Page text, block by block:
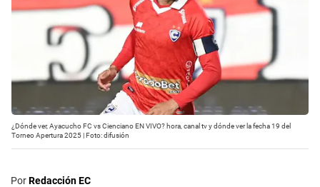
¿Dónde ver, Ayacucho FC vs Cienciano EN VIVO? hora, canal tv y dónde ver la fecha 19 del
Torneo Apertura 2025 | Foto: difusión
PorRedacción EC